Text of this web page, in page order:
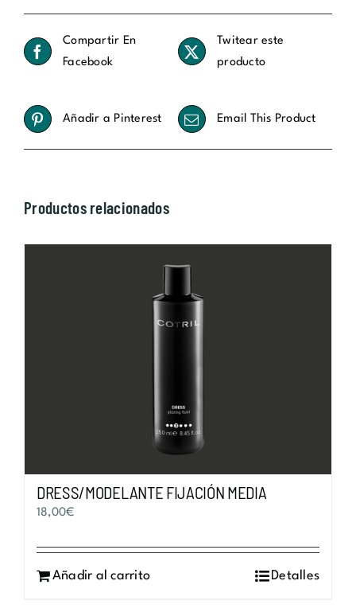
Compartir En
Facebook
Twitear este
producto
Añadir a Pinterest Email This Product
Productos relacionados
DRESS/MODELANTE FIJACIÓN MEDIA
18,00€
Añadir al carrito Detalles